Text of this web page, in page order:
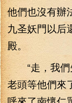
他們也沒有辦
九圣妖門以后
殿。
“走，我們
老頭等他們來